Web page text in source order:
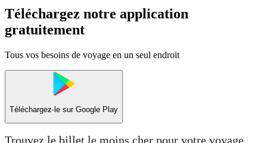
Téléchargez notre application
gratuitement
Tous vos besoins de voyage en un seul endroit
Téléchargez-le sur Google Play
Trouvez le billet le moins cher pour votre voyage